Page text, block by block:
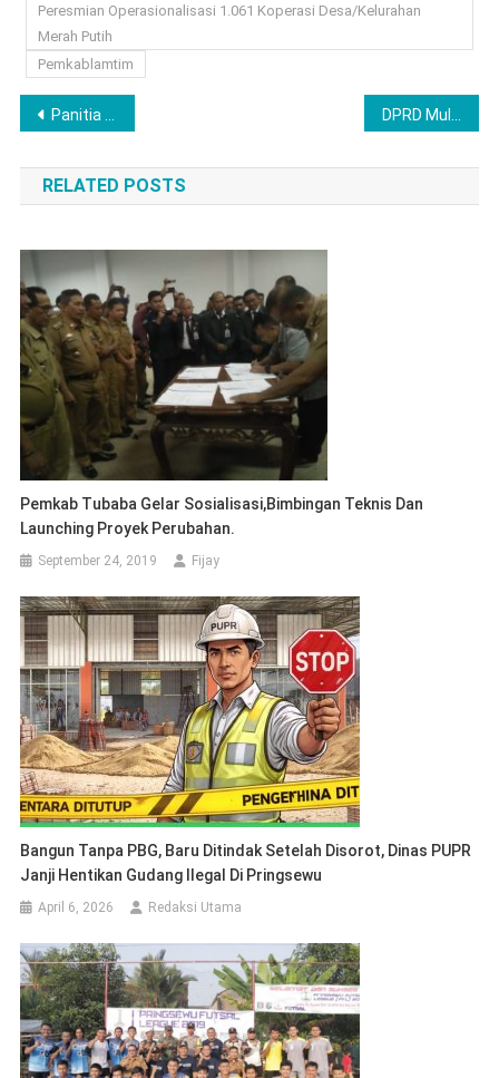
Peresmian Operasionalisasi 1.061 Koperasi Desa/Kelurahan
Merah Putih
Pemkablamtim
Navigasi
pos
Panitia Pengarah Munas : Munas KBPP Polri Ditunda 6 Bulan, Evita Nursanty Masih Ketua Umum
RELATED POSTS
Pemkab Tubaba Gelar Sosialisasi,Bimbingan Teknis Dan
Launching Proyek Perubahan.
September 24, 2019 Fijay
Bangun Tanpa PBG, Baru Ditindak Setelah Disorot, Dinas PUPR
Janji Hentikan Gudang Ilegal Di Pringsewu
April 6, 2026 Redaksi Utama